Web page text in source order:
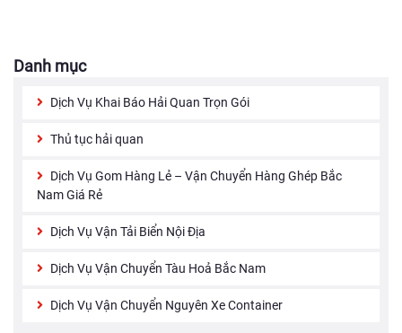
Danh mục
Dịch Vụ Khai Báo Hải Quan Trọn Gói
Thủ tục hải quan
Dịch Vụ Gom Hàng Lẻ – Vận Chuyển Hàng Ghép Bắc
Nam Giá Rẻ
Dịch Vụ Vận Tải Biển Nội Địa
Dịch Vụ Vận Chuyển Tàu Hoả Bắc Nam
Dịch Vụ Vận Chuyển Nguyên Xe Container